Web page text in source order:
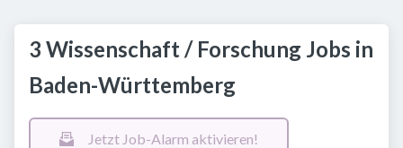
3 Wissenschaft / Forschung Jobs in
Baden-Württemberg
Jetzt Job-Alarm aktivieren!